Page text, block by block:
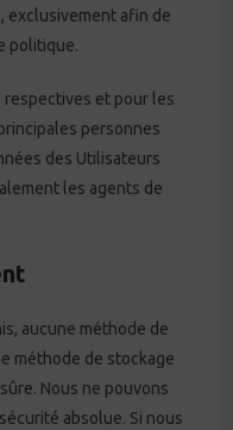
exclusivement afin de
politique.
et pour les
personnes
des Utilisateurs
les agents de
aucune méthode de
méthode de stockage
Nous ne pouvons
absolue. Si nous